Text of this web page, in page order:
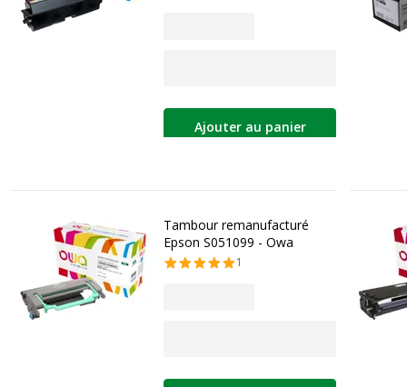
Ajouter au panier
Tambour remanufacturé
Epson S051099 - Owa
1